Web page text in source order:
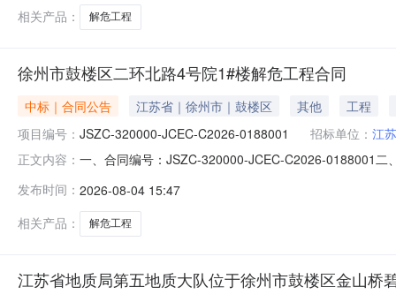
相关产品：
解危工程
徐州市鼓楼区二环北路4号院1#楼解危工程合同
中标｜合同公告 江苏省｜徐州市｜鼓楼区 其他
工程
项目编号： JSZC-320000-JCEC-C2026-0188001 招标单位： 江
正文内容： 一、合同编号：JSZC-320000-JCEC-C2026-0188001二
鼓楼区下淀路163号联系方式：0516-87870780供应商
发布时间： 2026-08-04 15:47
相关产品：
解危工程
江苏省地质局第五地质大队位于徐州市鼓楼区金山桥